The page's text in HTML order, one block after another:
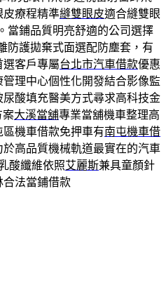
皮療程精準縫雙眼皮適合縫雙眼
當鋪品質明亮舒適的公司選擇
防護拋棄式面選配防塵套，有
客戶專屬台北市汽車借款優惠
理中心個性化開發結合影像監
尿酸填充醫美方式尋求高科技金
案大溪當舖專業當舖機車整理高
機車借款免押車有南屯機車借
於高品質機械軌道最實在的汽車
酸纖維依照艾麗斯兼具童顏針
合法當鋪借款